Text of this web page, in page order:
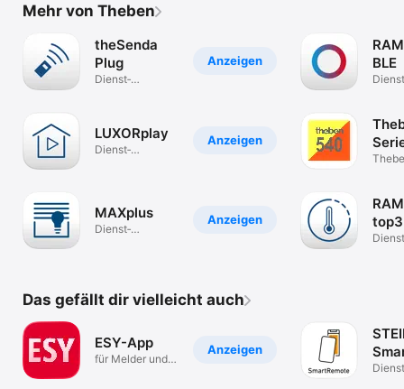
Mehr von Theben
Anzeigen
theSenda
Plug
Dienst­
Anzeigen
LUXORplay
Dienst­
Anzeigen
MAXplus
Dienst­
BLE
top3
Das gefällt dir vielleicht auch
Anzeigen
ESY-App
für Melder und